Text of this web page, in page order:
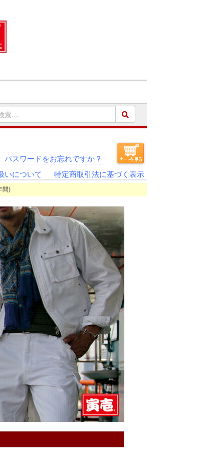
パスワードをお忘れですか？
いについて 特定商取引法に基づく表示
間)